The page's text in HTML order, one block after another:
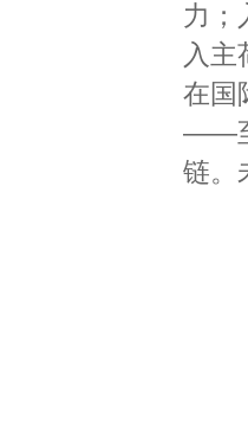
力；
入主
在国
——
链。